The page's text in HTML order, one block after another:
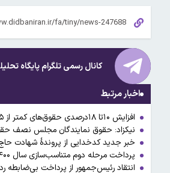
کانال رسمی تلگرام پایگاه
اخبار مرتبط
افزایش ۱۰تا ۱۸درصدی حقوق‌های کمتر از ۵میلیون تومان
نیکزاد: حقوق نمایندگان مجلس نصف
خبر جدید کدخدایی از پروندهٔ شهادت حاج‌قاسم و اسماعیل
پرداخت مرحله دوم متناسب‌سازی سال ۱۴۰۰ معلمان بازنشسته با حقوق مرداد
انتقاد رئیس‌جمهور از پرداخت بی‌ضابطه